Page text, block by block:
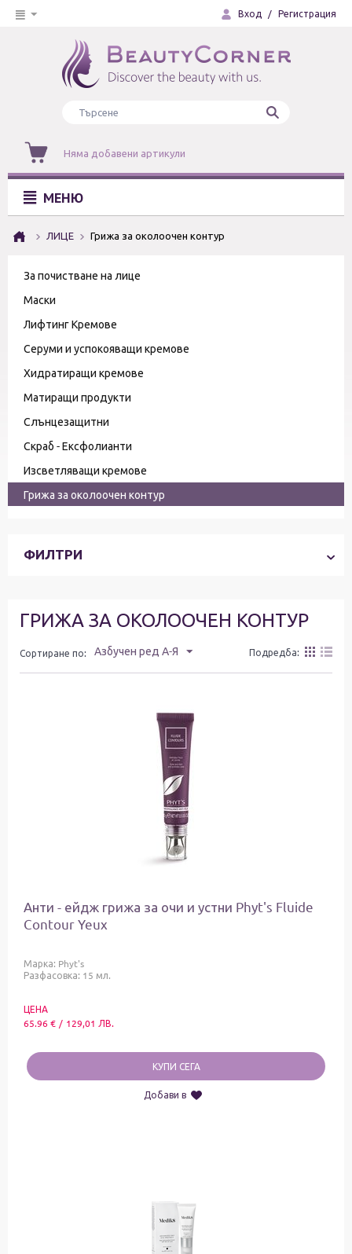
Вход / Регистрация
Няма добавени артикули
МЕНЮ
ЛИЦЕ Грижа за околоочен контур
За почистване на лице
Маски
Лифтинг Кремове
Серуми и успокояващи кремове
Хидратиращи кремове
Матиращи продукти
Слънцезащитни
Скраб - Ексфолианти
Изсветляващи кремове
Грижа за околоочен контур
ФИЛТРИ
ГРИЖА ЗА ОКОЛООЧЕН КОНТУР
Подредба:
Сортиране по: Азбучен ред А-Я
Анти - ейдж грижа за очи и устни Phyt's Fluide
Contour Yeux
Марка: Phyt's
Разфасовка: 15 мл.
ЦЕНА
65.96€ / 129,01 ЛВ.
КУПИ СЕГА
Добави в